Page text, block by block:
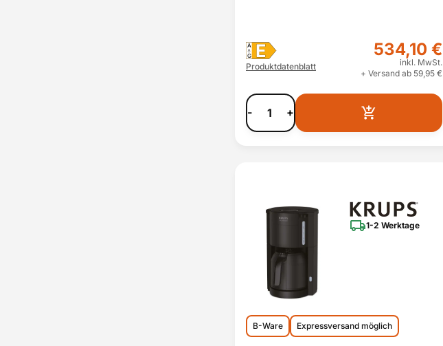
A
G E
Produktdatenblatt
534,10 €
inkl. MwSt.
+ Versand ab 59,95 €
- +
1-2 Werktage
B-Ware Expressversand möglich